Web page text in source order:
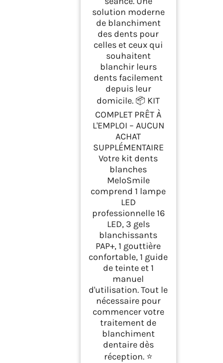
solution moderne
de blanchiment
des dents pour
celles et ceux qui
souhaitent
blanchir leurs
dents facilement
depuis leur
domicile. 📦 KIT
COMPLET PRÊT À
L'EMPLOI – AUCUN
ACHAT
SUPPLÉMENTAIRE
Votre kit dents
blanches
MeloSmile
comprend 1 lampe
LED
professionnelle 16
LED, 3 gels
blanchissants
PAP+, 1 gouttière
confortable, 1 guide
de teinte et 1
manuel
d'utilisation. Tout le
nécessaire pour
commencer votre
traitement de
blanchiment
dentaire dès
réception. ⭐